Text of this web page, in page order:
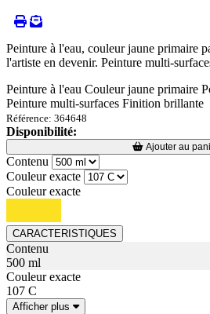
Peinture à l'eau, couleur jaune primaire
l'artiste en devenir. Peinture multi-
Peinture à l'eau Couleur jaune primaire
Peinture multi-surfaces Finition brillante
Référence: 364648
Disponibilité:
Loading...
Loading... Ajouter au
Contenu
Couleur exacte
Couleur exacte
CARACTERISTIQUES
Contenu
500 ml
Couleur exacte
107 C
Afficher plus